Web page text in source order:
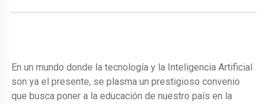
En un mundo donde la tecnología y la Inteligencia Artificial
son ya el presente, se plasma un prestigioso convenio
que busca poner a la educación de nuestro país en la